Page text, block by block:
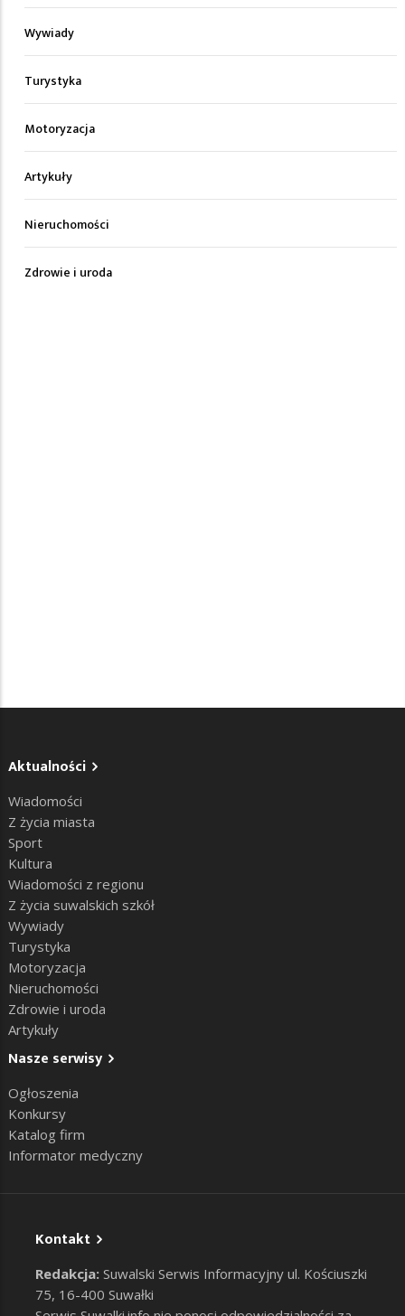
Wywiady
Turystyka
Motoryzacja
Artykuły
Nieruchomości
Zdrowie i uroda
Aktualności
Wiadomości
Z życia miasta
Sport
Kultura
Wiadomości z regionu
Z życia suwalskich szkół
Wywiady
Turystyka
Motoryzacja
Nieruchomości
Zdrowie i uroda
Artykuły
Nasze serwisy
Ogłoszenia
Konkursy
Katalog firm
Informator medyczny
Kontakt
Redakcja: Suwalski Serwis Informacyjny ul. Kościuszki
75, 16-400 Suwałki